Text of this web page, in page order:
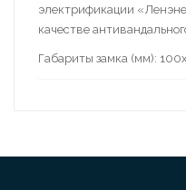
электрификации
качестве
Габариты замка (мм):